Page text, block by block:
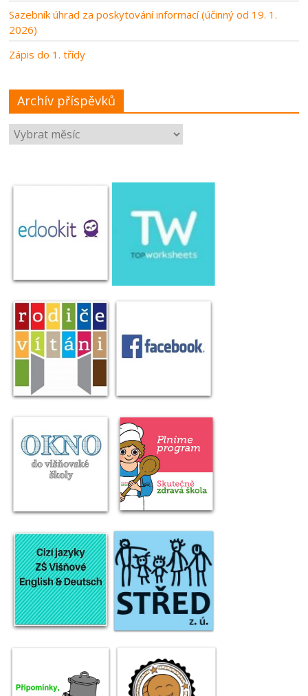
Sazebník úhrad za poskytování informací (účinný od 19. 1.
2026)
Zápis do 1. třídy
Archív příspěvků